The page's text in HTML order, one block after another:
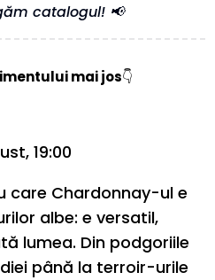
catalogul! 📢
mai jos👇
19:00
care Chardonnay-ul e
albe: e versatil,
lumea. Din podgoriile
până la terroir-urile